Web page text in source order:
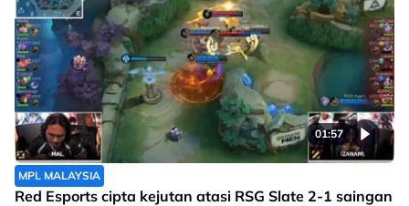
01:57
MPL MALAYSIA
Red Esports cipta kejutan atasi RSG Slate 2-1 saingan